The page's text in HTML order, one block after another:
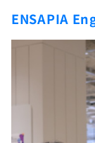
新卒エージェント
イベント・セミナー
4択課題
プラン
再チャレンジ結果
Tech Team
paizaとは？
ENSAPIA